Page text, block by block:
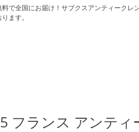
で全国にお届け！サブクスアンティークレ
ます。
フランス アンティ